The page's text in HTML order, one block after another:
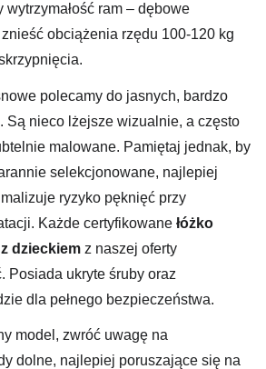
wytrzymałość ram – dębowe
obciążenia rzędu 100-120 kg
polecamy do jasnych, bardzo
Są nieco lżejsze wizualnie, a często
malowane. Pamiętaj jednak, by
selekcjonowane, najlepiej
ryzyko pęknięć przy
Każde certyfikowane łóżko
dzieckiem z naszej oferty
Posiada ukryte śruby oraz
dla pełnego bezpieczeństwa.
model, zwróć uwagę na
dolne, najlepiej poruszające się na